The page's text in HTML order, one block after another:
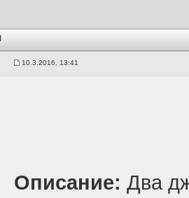
10.3.2016, 13:41
Описание: Два